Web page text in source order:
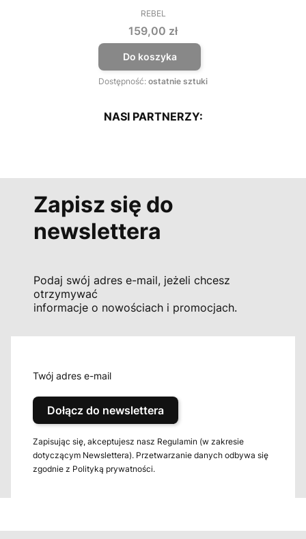
PRODUCENT
REBEL
Cena
159,00 zł
Do koszyka
Dostępność: ostatnie sztuki
NASI PARTNERZY:
Zapisz się do
newslettera
Podaj swój adres e-mail, jeżeli chcesz
otrzymywać
informacje o nowościach i promocjach.
Twój adres e-mail
Dołącz do newslettera
Zapisując się, akceptujesz nasz Regulamin (w zakresie
dotyczącym Newslettera). Przetwarzanie danych odbywa się
zgodnie z Polityką prywatności.